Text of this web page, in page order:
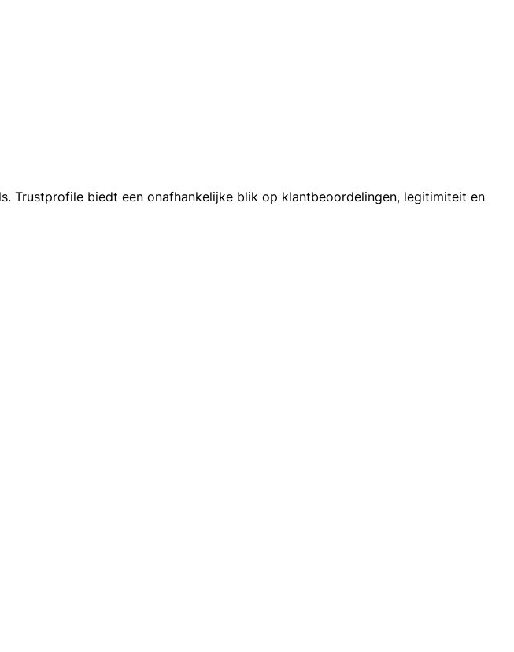
Trustprofile biedt een onafhankelijke blik op klantbeoordelingen, legitimiteit en